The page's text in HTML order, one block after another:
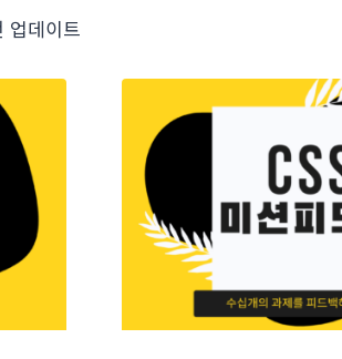
업데이트